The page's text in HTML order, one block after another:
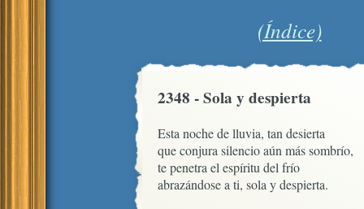
(Índice)
2348 - Sola y despierta
Esta noche de lluvia, tan desierta
que conjura silencio aún más sombrío,
te penetra el espíritu del frío
abrazándose a ti, sola y despierta.